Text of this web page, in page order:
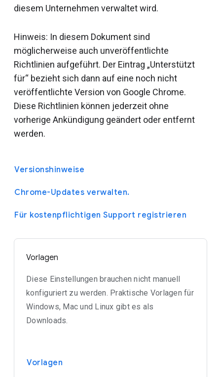
diesem Unternehmen verwaltet wird.
Hinweis: In diesem Dokument sind
möglicherweise auch unveröffentlichte
Richtlinien aufgeführt. Der Eintrag „Unterstützt
für“ bezieht sich dann auf eine noch nicht
veröffentlichte Version von Google Chrome.
Diese Richtlinien können jederzeit ohne
vorherige Ankündigung geändert oder entfernt
werden.
Versionshinweise
Chrome-Updates verwalten.
Für kostenpflichtigen Support registrieren
Vorlagen
Diese Einstellungen brauchen nicht manuell
konfiguriert zu werden. Praktische Vorlagen für
Windows, Mac und Linux gibt es als
Downloads.
Vorlagen